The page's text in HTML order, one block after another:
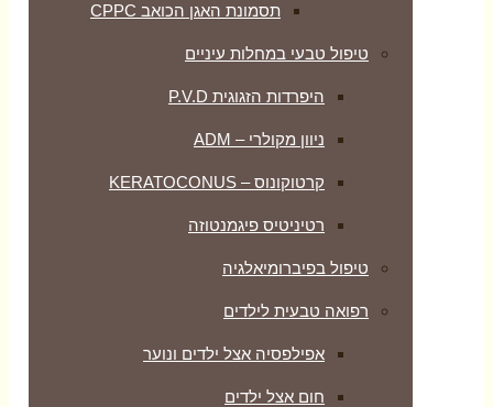
תסמונת האגן הכואב CPPC
טיפול טבעי במחלות עיניים
היפרדות הזגוגית P.V.D
ניוון מקולרי – ADM
קרטוקונוס – KERATOCONUS
רטיניטיס פיגמנטוזה
טיפול בפיברומיאלגיה
רפואה טבעית לילדים
אפילפסיה אצל ילדים ונוער
חום אצל ילדים